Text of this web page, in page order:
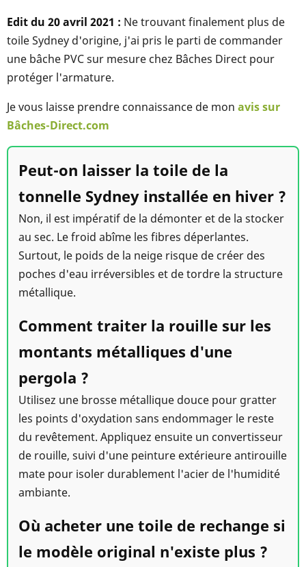
Edit du 20 avril 2021 : Ne trouvant finalement plus de
toile Sydney d'origine, j'ai pris le parti de commander
une bâche PVC sur mesure chez Bâches Direct pour
protéger l'armature.
Je vous laisse prendre connaissance de mon avis sur
Bâches-Direct.com
Peut-on laisser la toile de la
tonnelle Sydney installée en hiver ?
Non, il est impératif de la démonter et de la stocker
au sec. Le froid abîme les fibres déperlantes.
Surtout, le poids de la neige risque de créer des
poches d'eau irréversibles et de tordre la structure
métallique.
Comment traiter la rouille sur les
montants métalliques d'une
pergola ?
Utilisez une brosse métallique douce pour gratter
les points d'oxydation sans endommager le reste
du revêtement. Appliquez ensuite un convertisseur
de rouille, suivi d'une peinture extérieure antirouille
mate pour isoler durablement l'acier de l'humidité
ambiante.
Où acheter une toile de rechange si
le modèle original n'existe plus ?